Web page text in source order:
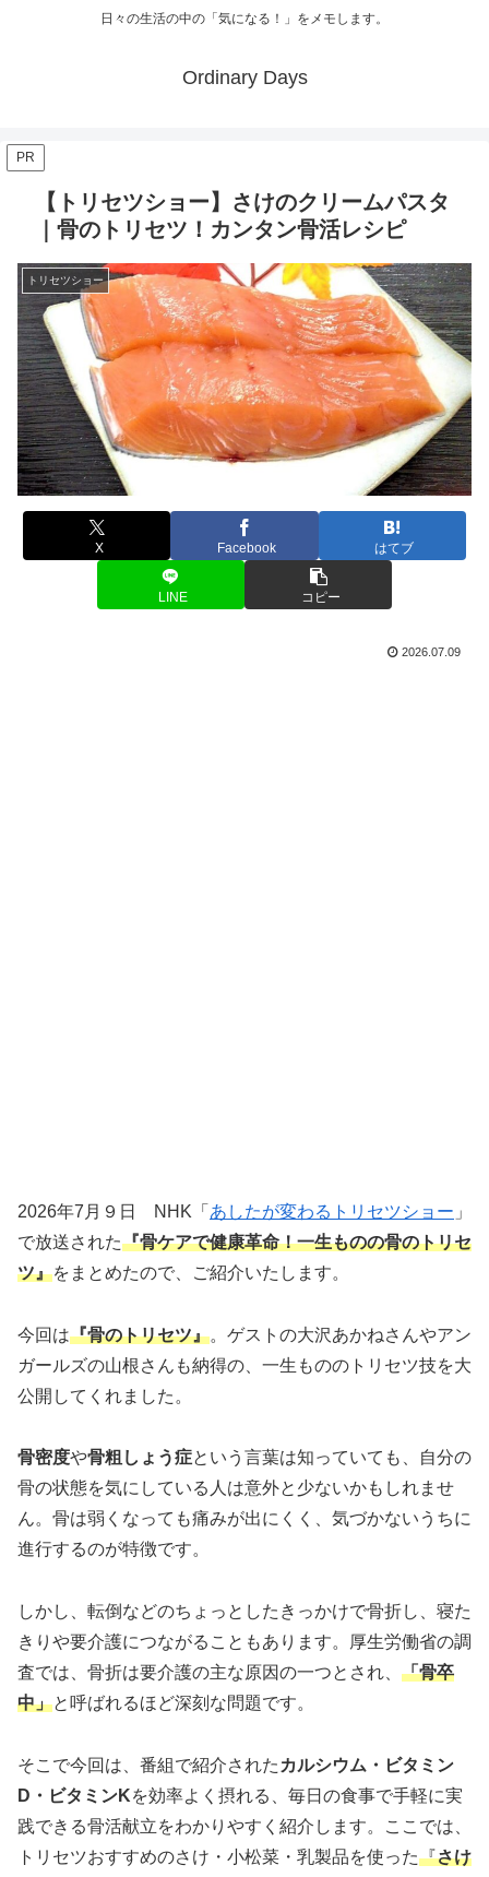
日々の生活の中の「気になる！」をメモします。
Ordinary Days
PR
【トリセツショー】さけのクリームパスタ
｜骨のトリセツ！カンタン骨活レシピ
トリセツショー
X Facebook はてブ
LINE コピー
2026.07.09
2026年7月９日 NHK「 あしたが変わるトリセツショー 」
で放送された『骨ケアで健康革命！一生ものの骨のトリセ
ツ』をまとめたので、ご紹介いたします。
今回は『骨のトリセツ』。ゲストの大沢あかねさんやアン
ガールズの山根さんも納得の、一生もののトリセツ技を大
公開してくれました。
骨密度や骨粗しょう症という言葉は知っていても、自分の
骨の状態を気にしている人は意外と少ないかもしれませ
ん。骨は弱くなっても痛みが出にくく、気づかないうちに
進行するのが特徴です。
しかし、転倒などのちょっとしたきっかけで骨折し、寝た
きりや要介護につながることもあります。厚生労働省の調
査では、骨折は要介護の主な原因の一つとされ、 「骨卒
中」と呼ばれるほど深刻な問題です。
そこで今回は、番組で紹介された カルシウム・ビタミン
D・ビタミンKを効率よく摂れる、毎日の食事で手軽に実
践できる骨活献立をわかりやすく紹介します。ここでは、
トリセツおすすめのさけ・小松菜・乳製品を使った『さけ